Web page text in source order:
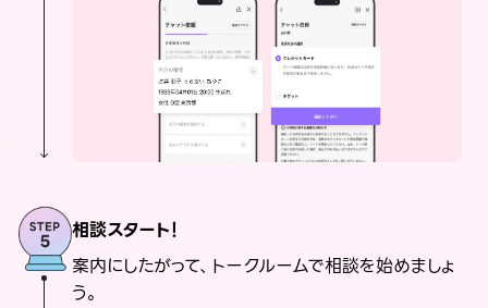
相談スタート！
案内にしたがって、トークルームで相談を始めましょ
う。